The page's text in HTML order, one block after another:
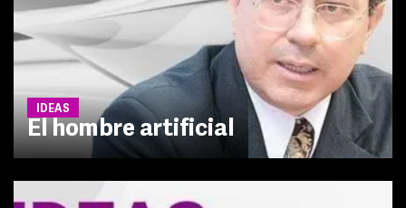
IDEAS
El hombre artificial